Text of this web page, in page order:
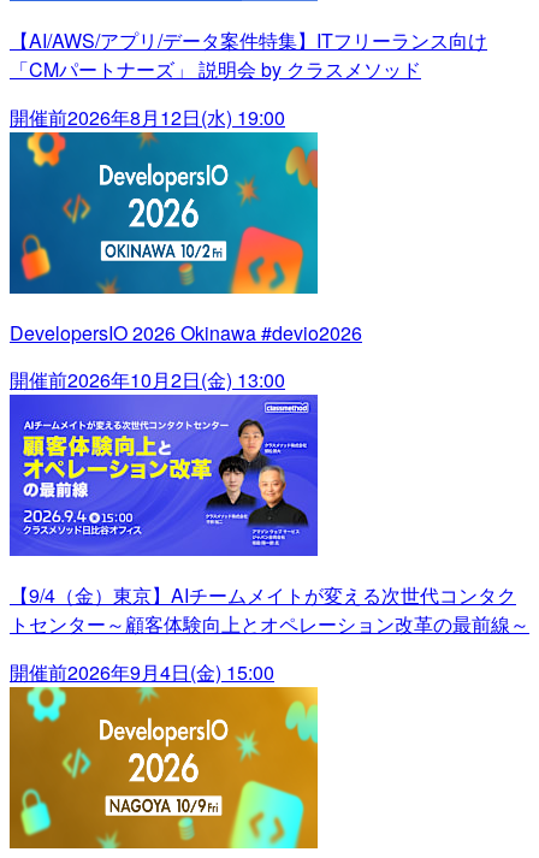
【AI/AWS/アプリ/データ案件特集】ITフリーランス向け
「CMパートナーズ」 説明会 by クラスメソッド
開催前2026年8月12日(水) 19:00
DevelopersIO 2026 Okinawa #devio2026
開催前2026年10月2日(金) 13:00
【9/4（金）東京】AIチームメイトが変える次世代コンタク
トセンター～顧客体験向上とオペレーション改革の最前線～
開催前2026年9月4日(金) 15:00